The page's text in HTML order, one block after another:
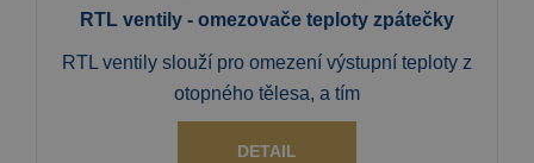
RTL ventily - omezovače teploty zpátečky
RTL ventily slouží pro omezení výstupní teploty z
otopného tělesa, a tím
DETAIL